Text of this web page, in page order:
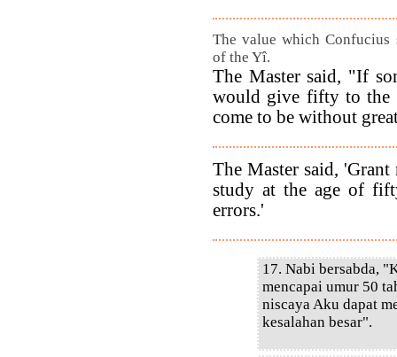
The value which Confucius
of the Yî.
The Master said, "If
would give fifty to the
come to be without
The Master said,
study at the age of
errors.'
17. Nabi bersabda,
mencapai umur 50
niscaya Aku dapat
kesalahan besar".